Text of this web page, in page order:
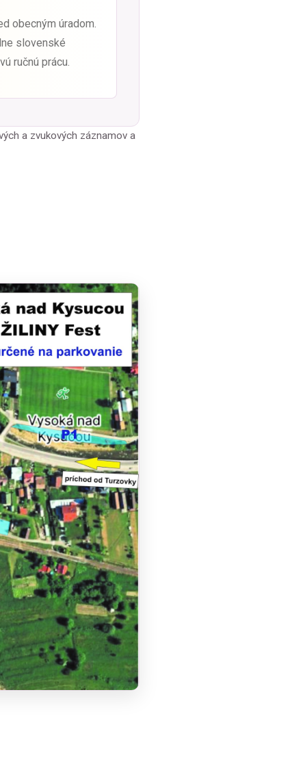
obecným úradom.
slovenské
ručnú prácu.
a zvukových záznamov a